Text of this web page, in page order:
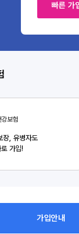
빠른 가
장, 유병자도
가입!
가입안내